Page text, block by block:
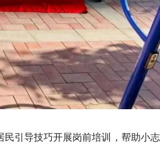
引导技巧开展岗前培训，帮助小